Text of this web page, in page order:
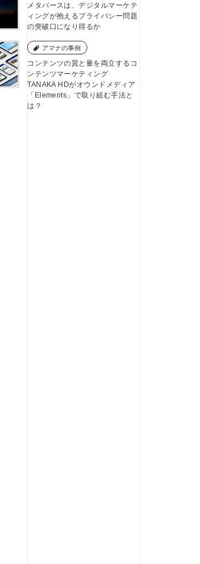
メタバースは、デジタルマーケテ
ィングが抱えるプライバシー問題
の突破口になり得るか
アマナの事例
コンテンツの質と量を両立するコ
ンテンツマーケティング
TANAKA HDがオウンドメディア
「Elements」で取り組む手法と
は？